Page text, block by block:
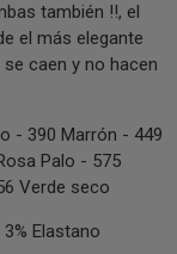
también !!, el
el más elegante
caen y no hacen
- 390 Marrón - 449
Palo - 575
Verde seco
Elastano